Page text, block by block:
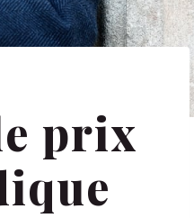
prix